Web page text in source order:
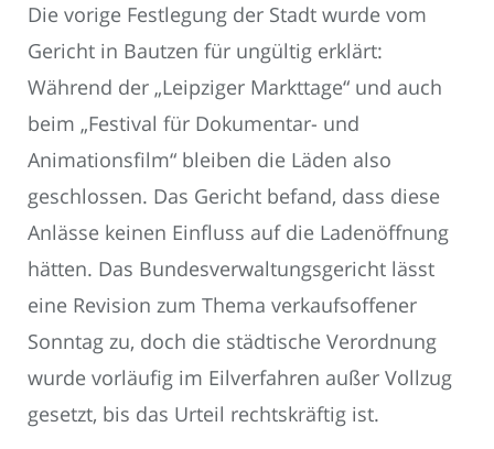
Die vorige Festlegung der Stadt wurde vom
Gericht in Bautzen für ungültig erklärt:
Während der „Leipziger Markttage“ und auch
beim „Festival für Dokumentar- und
Animationsfilm“ bleiben die Läden also
geschlossen. Das Gericht befand, dass diese
Anlässe keinen Einfluss auf die Ladenöffnung
hätten. Das Bundesverwaltungsgericht lässt
eine Revision zum Thema verkaufsoffener
Sonntag zu, doch die städtische Verordnung
wurde vorläufig im Eilverfahren außer Vollzug
gesetzt, bis das Urteil rechtskräftig ist.